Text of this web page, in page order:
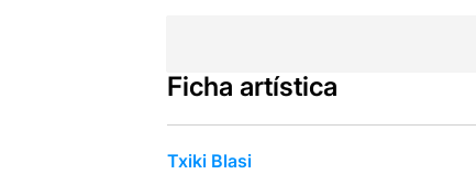
Ficha artística
Txiki Blasi